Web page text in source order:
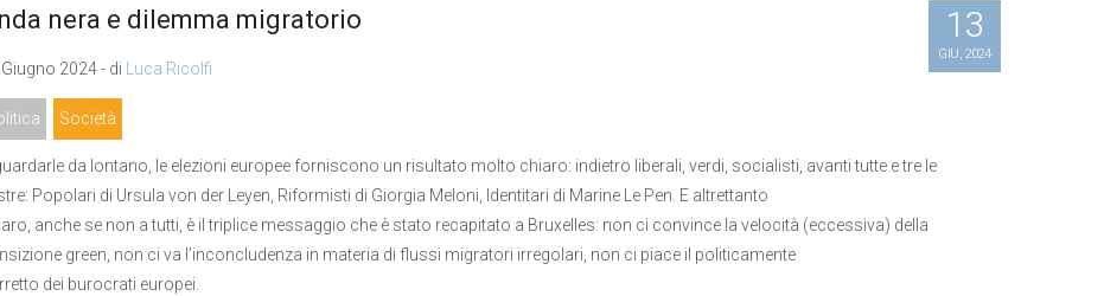
13
GIU, 2024
nera e dilemma migratorio
2024 - di Luca Ricolfi
Società
da lontano, le elezioni europee forniscono un risultato molto chiaro: indietro liberali, verdi, socialisti, avanti tutte e tre le
Popolari di Ursula von der Leyen, Riformisti di Giorgia Meloni, Identitari di Marine Le Pen. E altrettanto
anche se non a tutti, è il triplice messaggio che è stato recapitato a Bruxelles: non ci convince la velocità (eccessiva) della
green, non ci va l’inconcludenza in materia di flussi migratori irregolari, non ci piace il politicamente
dei burocrati europei.